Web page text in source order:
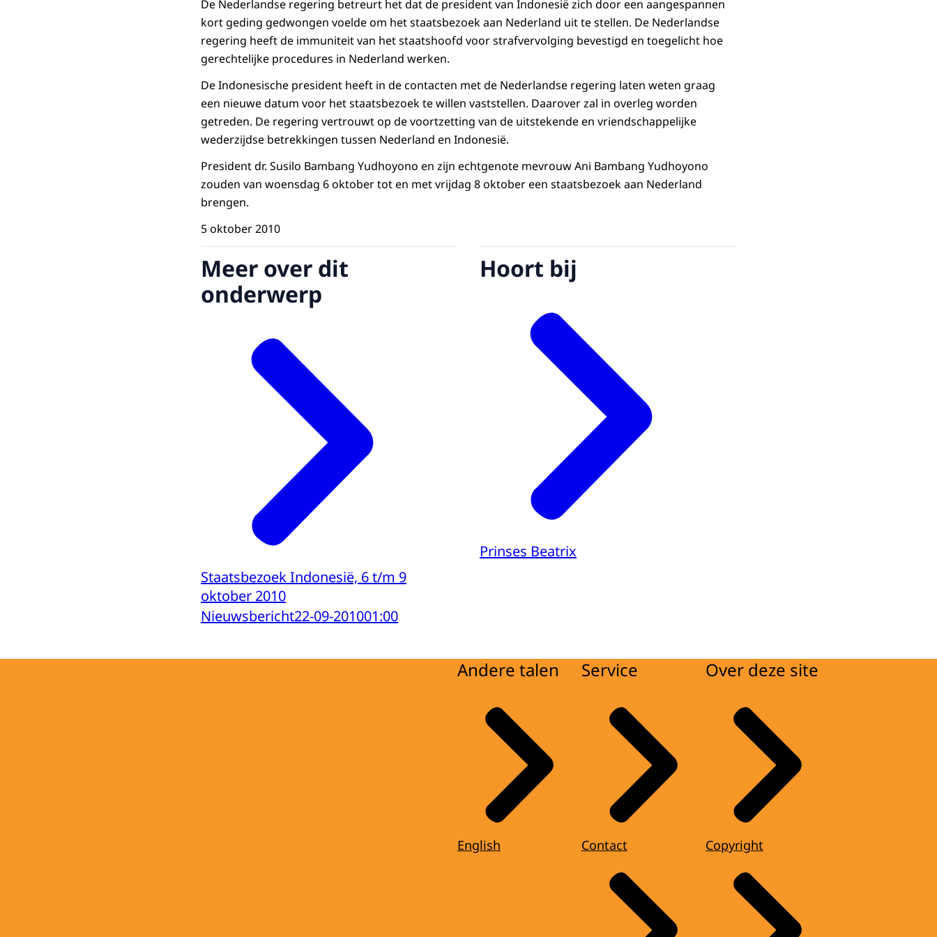
‪De Nederlandse regering betreurt het dat de president van Indonesië zich door een aangespannen
kort geding gedwongen voelde om het staatsbezoek aan Nederland uit te stellen. De Nederlandse
regering heeft de immuniteit van het staatshoofd voor strafvervolging bevestigd en toegelicht hoe
gerechtelijke procedures in Nederland werken.
De Indonesische president heeft in de contacten met de Nederlandse regering laten weten graag
een nieuwe datum voor het staatsbezoek te willen vaststellen. Daarover zal in overleg worden
getreden. De regering vertrouwt op de voortzetting van de uitstekende en vriendschappelijke
wederzijdse betrekkingen tussen Nederland en Indonesië.
‪‪President dr. Susilo Bambang Yudhoyono en zijn echtgenote mevrouw Ani Bambang Yudhoyono
zouden van woensdag 6 oktober tot en met vrijdag 8 oktober een staatsbezoek aan Nederland
brengen.
5 oktober 2010
Meer over dit
onderwerp
Staatsbezoek Indonesië, 6 t/m 9
oktober 2010
Nieuwsbericht22-09-201001:00
Hoort bij
Prinses Beatrix
Andere talen
English
Service
Contact
Over deze site
Copyright